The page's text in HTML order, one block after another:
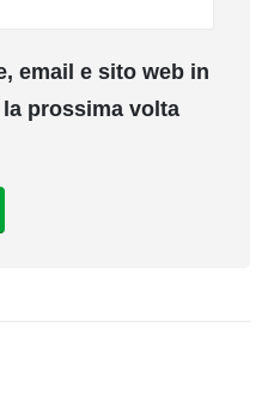
email e sito web in
prossima volta